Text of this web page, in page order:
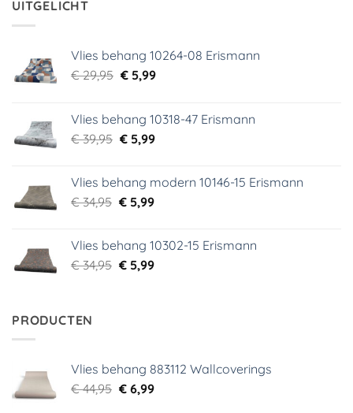
UITGELICHT
Vlies behang 10264-08 Erismann
€29,95 Oorspronkelijke
€ 29,95.
€5,99Huidige
€ 5,99.
Vlies behang 10318-47 Erismann
€39,95 Oorspronkelijke
€ 39,95.
€5,99Huidige
€ 5,99.
Vlies behang modern 10146-15 Erismann
€34,95 Oorspronkelijke
€ 34,95.
€5,99Huidige
€ 5,99.
Vlies behang 10302-15 Erismann
€34,95 Oorspronkelijke
€5,99Huidige
PRODUCTEN
Vlies behang 883112 Wallcoverings
€44,95 Oorspronkelijke
€6,99Huidige